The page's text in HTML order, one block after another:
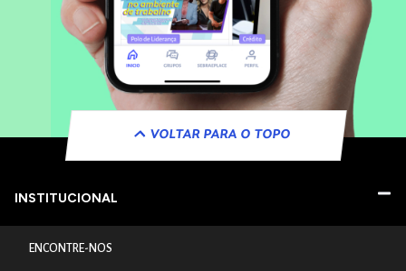
VOLTAR PARA O TOPO
INSTITUCIONAL
ENCONTRE-NOS